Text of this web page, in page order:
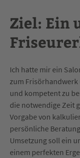
Ziel: Ein
Ich hatte mir ein
zum
und kompetent zu
die notwendige Zeit
Vorgabe von
persönliche
Umsetzung soll ein
einem perfekten